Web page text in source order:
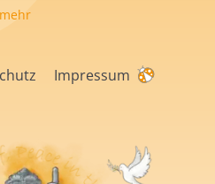
mehr
Impressum